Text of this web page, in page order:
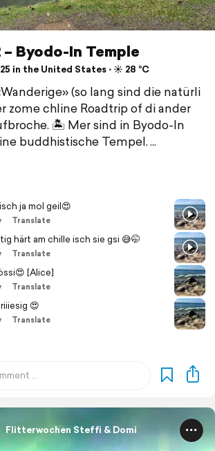
– Byodo-In Temple
in the United States ⋅ ☀️ 28 °C
(so lang sind die natürli
zome chline Roadtrip of di ander
🏝️ Mer sind in Byodo-In
buddhistische Tempel.
ja mol geil😍
Translate
härt am chille isch sie gsi 😅🤭
Translate
[Alice]
Translate
😍
Translate
Flitterwochen Steffi & Domi